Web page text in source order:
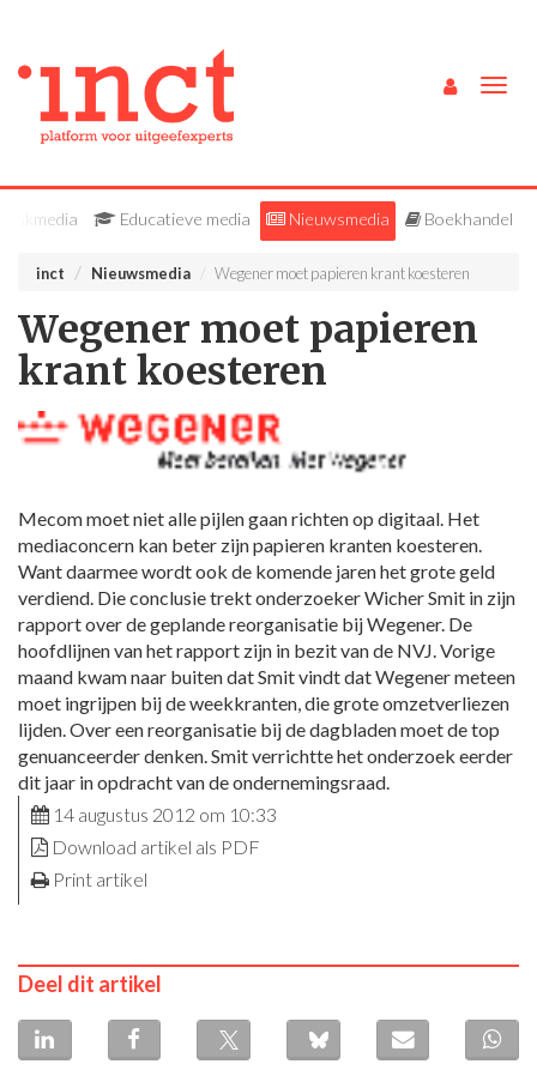
Vakmedia Educatieve media Nieuwsmedia Boekhandel
inct Nieuwsmedia Wegener moet papieren krant koesteren
Wegener moet papieren
krant koesteren
Mecom moet niet alle pijlen gaan richten op digitaal. Het
mediaconcern kan beter zijn papieren kranten koesteren.
Want daarmee wordt ook de komende jaren het grote geld
verdiend. Die conclusie trekt onderzoeker Wicher Smit in zijn
rapport over de geplande reorganisatie bij Wegener. De
hoofdlijnen van het rapport zijn in bezit van de NVJ. Vorige
maand kwam naar buiten dat Smit vindt dat Wegener meteen
moet ingrijpen bij de weekkranten, die grote omzetverliezen
lijden. Over een reorganisatie bij de dagbladen moet de top
genuanceerder denken. Smit verrichtte het onderzoek eerder
dit jaar in opdracht van de ondernemingsraad.
14 augustus 2012 om 10:33
Download artikel als PDF
Print artikel
Deel dit artikel